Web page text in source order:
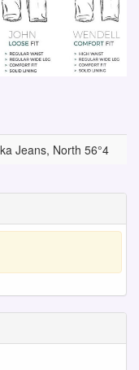
Jeans, North 56°4